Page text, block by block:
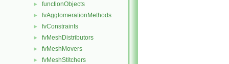
► functionObjects
► fvAgglomerationMethods
► fvConstraints
► fvMeshDistributors
► fvMeshMovers
► fvMeshStitchers